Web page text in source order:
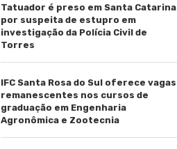
Tatuador é preso em Santa Catarina
por suspeita de estupro em
investigação da Polícia Civil de
Torres
IFC Santa Rosa do Sul oferece vagas
remanescentes nos cursos de
graduação em Engenharia
Agronômica e Zootecnia